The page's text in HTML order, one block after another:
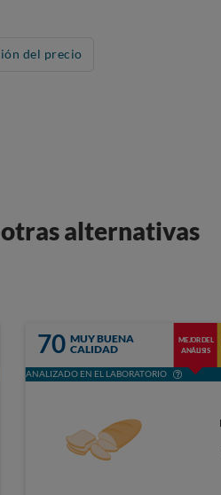
del precio
alternativas
70 MUY BUENA
CALIDAD
MEJOR DEL
ANÁLISIS
ANALIZADO EN EL LABORATORIO